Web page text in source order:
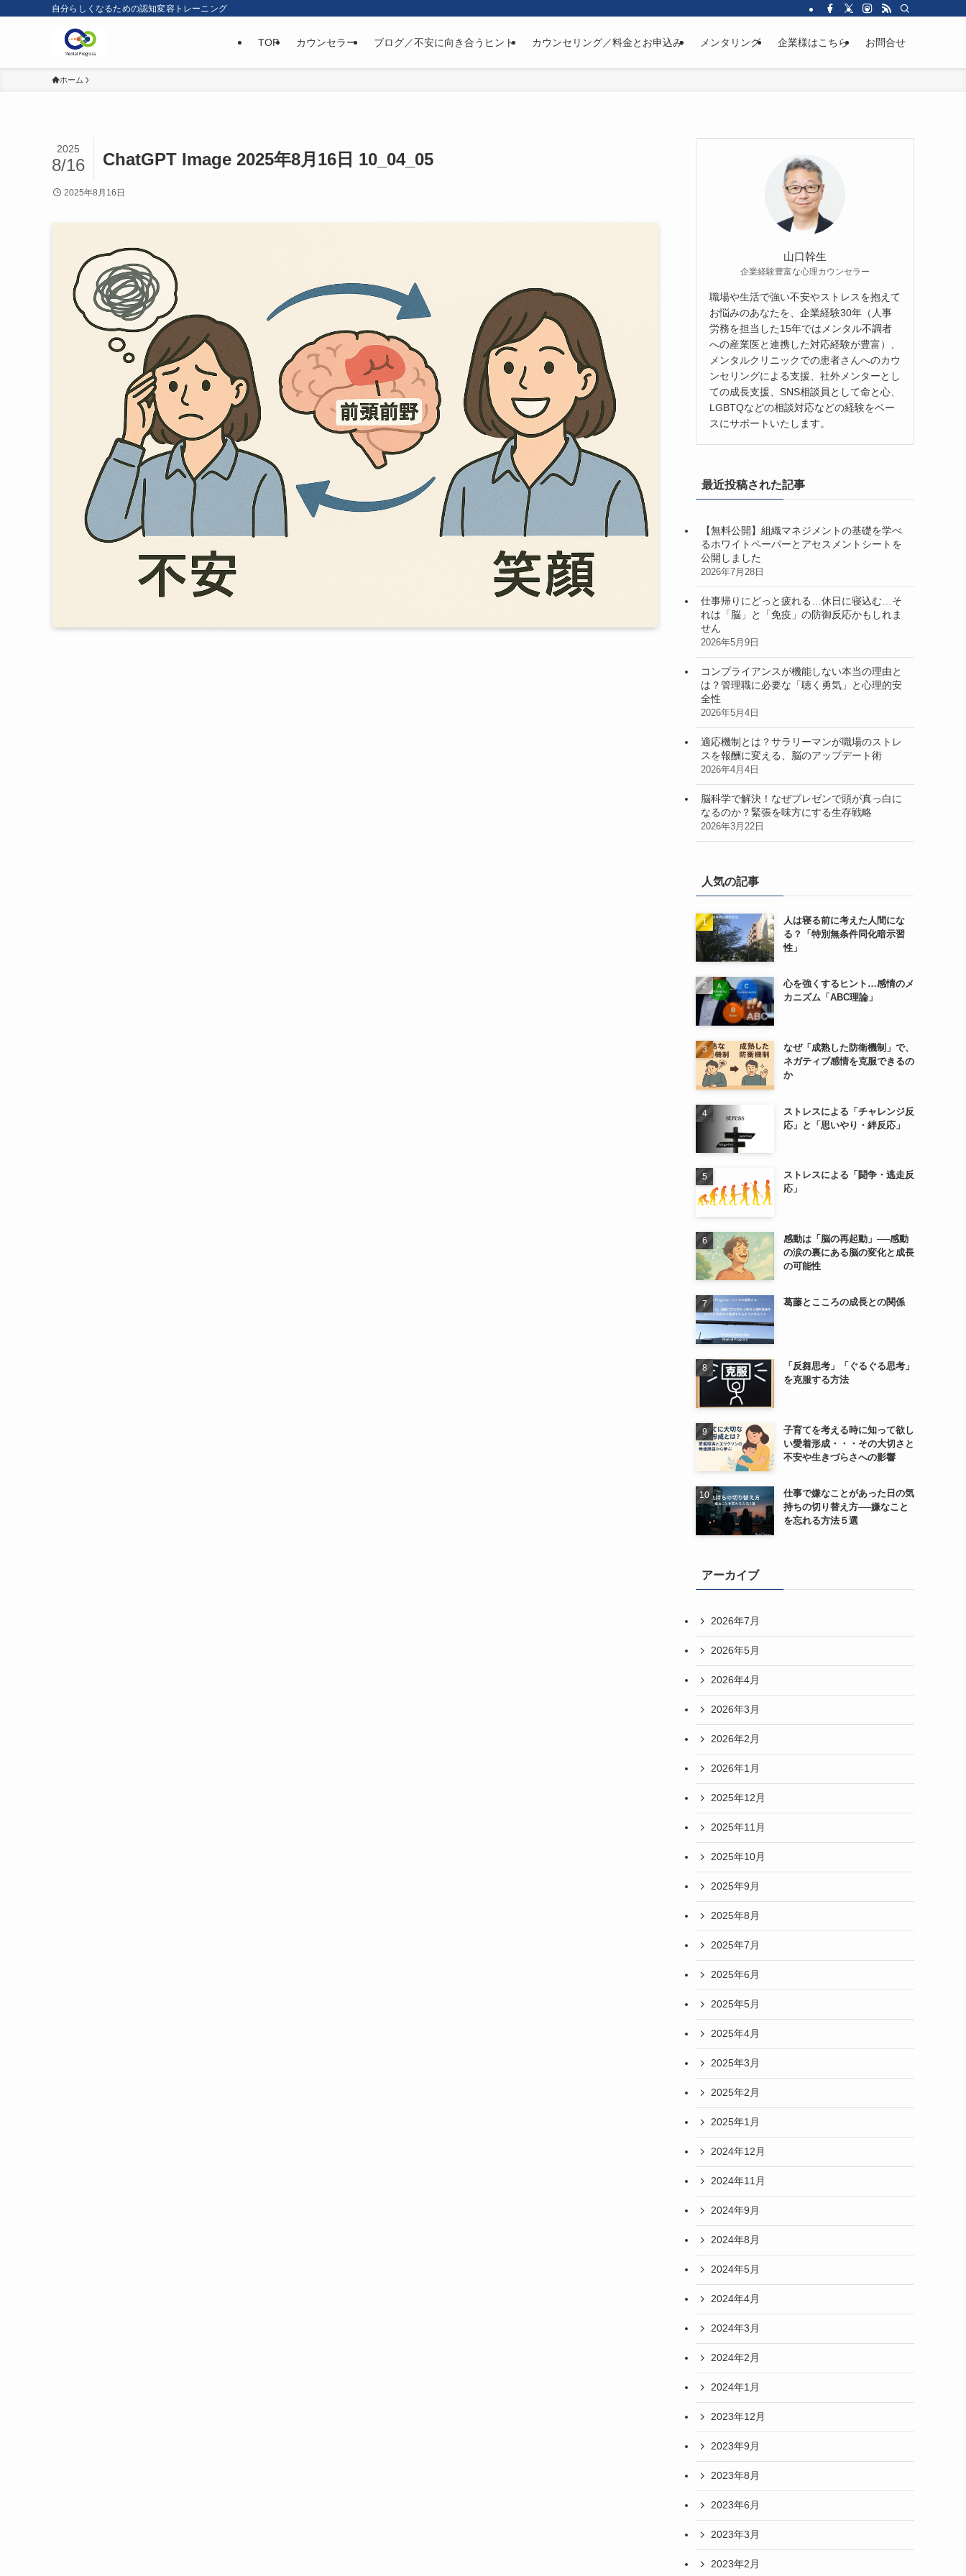
自分らしくなるための認知変容トレーニング
TOP カウンセラー ブログ／不安に向き合うヒント カウンセリング／料金とお申込み メンタリング 企業様はこちら お問合せ
ホーム
ChatGPT Image 2025年8月16日 10_04_05
2025
8/16
2025年8月16日
山口幹生
企業経験豊富な心理カウンセラー
職場や生活で強い不安やストレスを抱えて
お悩みのあなたを、企業経験30年（人事
労務を担当した15年ではメンタル不調者
への産業医と連携した対応経験が豊富）、
メンタルクリニックでの患者さんへのカウ
ンセリングによる支援、社外メンターとし
ての成長支援、SNS相談員として命と心、
LGBTQなどの相談対応などの経験をベー
スにサポートいたします。
最近投稿された記事
【無料公開】組織マネジメントの基礎を学べ
るホワイトペーパーとアセスメントシートを
公開しました
2026年7月28日
仕事帰りにどっと疲れる…休日に寝込む…そ
れは「脳」と「免疫」の防御反応かもしれま
せん
2026年5月9日
コンプライアンスが機能しない本当の理由と
は？管理職に必要な「聴く勇気」と心理的安
全性
2026年5月4日
適応機制とは？サラリーマンが職場のストレ
スを報酬に変える、脳のアップデート術
2026年4月4日
脳科学で解決！なぜプレゼンで頭が真っ白に
なるのか？緊張を味方にする生存戦略
2026年3月22日
人気の記事
人は寝る前に考えた人間にな
る？「特別無条件同化暗示習
性」
心を強くするヒント…感情のメ
カニズム「ABC理論」
なぜ「成熟した防衛機制」で、
ネガティブ感情を克服できるの
か
ストレスによる「チャレンジ反
応」と「思いやり・絆反応」
ストレスによる「闘争・逃走反
応」
感動は「脳の再起動」──感動
の涙の裏にある脳の変化と成長
の可能性
葛藤とこころの成長との関係
「反芻思考」「ぐるぐる思考」
を克服する方法
子育てを考える時に知って欲し
い愛着形成・・・その大切さと
不安や生きづらさへの影響
仕事で嫌なことがあった日の気
持ちの切り替え方──嫌なこと
を忘れる方法５選
アーカイブ
2026年7月
2026年5月
2026年4月
2026年3月
2026年2月
2026年1月
2025年12月
2025年11月
2025年10月
2025年9月
2025年8月
2025年7月
2025年6月
2025年5月
2025年4月
2025年3月
2025年2月
2025年1月
2024年12月
2024年11月
2024年9月
2024年8月
2024年5月
2024年4月
2024年3月
2024年2月
2024年1月
2023年12月
2023年9月
2023年8月
2023年6月
2023年3月
2023年2月